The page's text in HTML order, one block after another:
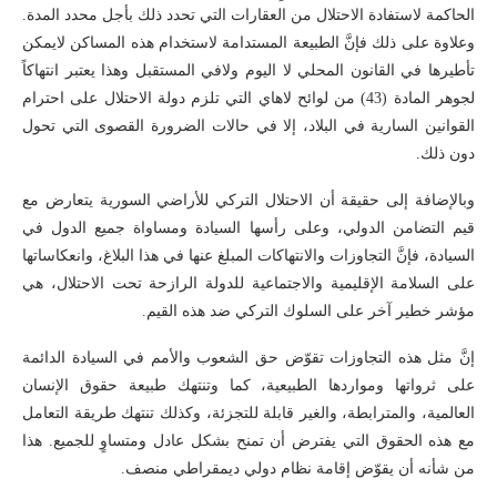
الحاكمة لاستفادة الاحتلال من العقارات التي تحدد ذلك بأجل محدد المدة.
وعلاوة على ذلك فإنَّ الطبيعة المستدامة لاستخدام هذه المساكن لايمكن
تأطيرها في القانون المحلي لا اليوم ولافي المستقبل وهذا يعتبر انتهاكاً
لجوهر المادة (43) من لوائح لاهاي التي تلزم دولة الاحتلال على احترام
القوانين السارية في البلاد، إلا في حالات الضرورة القصوى التي تحول
دون ذلك.
وبالإضافة إلى حقيقة أن الاحتلال التركي للأراضي السورية يتعارض مع
قيم التضامن الدولي، وعلى رأسها السيادة ومساواة جميع الدول في
السيادة، فإنَّ التجاوزات والانتهاكات المبلغ عنها في هذا البلاغ، وانعكاساتها
على السلامة الإقليمية والاجتماعية للدولة الرازحة تحت الاحتلال، هي
مؤشر خطير آخر على السلوك التركي ضد هذه القيم.
إنَّ مثل هذه التجاوزات تقوّض حق الشعوب والأمم في السيادة الدائمة
على ثرواتها ومواردها الطبيعية، كما وتنتهك طبيعة حقوق الإنسان
العالمية، والمترابطة، والغير قابلة للتجزئة، وكذلك تنتهك طريقة التعامل
مع هذه الحقوق التي يفترض أن تمنح بشكل عادل ومتساوٍ للجميع. هذا
من شأنه أن يقوّض إقامة نظام دولي ديمقراطي منصف.